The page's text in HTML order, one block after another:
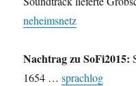
neheimsnetz
Nachtrag zu SoFi2015:
1654 …sprachlog